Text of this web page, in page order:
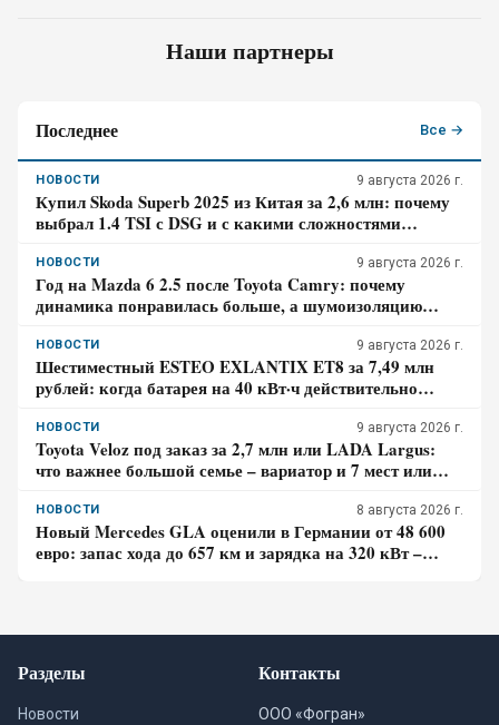
Наши партнеры
Последнее Все →
НОВОСТИ 9 августа 2026 г.
Купил Skoda Superb 2025 из Китая за 2,6 млн: почему
выбрал 1.4 TSI с DSG и с какими сложностями
НОВОСТИ 9 августа 2026 г.
Год на Mazda 6 2.5 после Toyota Camry: почему
динамика понравилась больше, а шумоизоляцию
НОВОСТИ 9 августа 2026 г.
Шестиместный ESTEO EXLANTIX ET8 за 7,49 млн
рублей: когда батарея на 40 кВт·ч действительно
НОВОСТИ 9 августа 2026 г.
Toyota Veloz под заказ за 2,7 млн или LADA Largus:
что важнее большой семье – вариатор и 7 мест или
НОВОСТИ 8 августа 2026 г.
Новый Mercedes GLA оценили в Германии от 48 600
евро: запас хода до 657 км и зарядка на 320 кВт –
Разделы
Новости
Контакты
ООО «Фогран»